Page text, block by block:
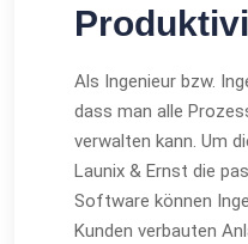
Als Ingenieur bzw.
dass man alle
verwalten kann. Um
Launix & Ernst die
Software können
Kunden verbauten